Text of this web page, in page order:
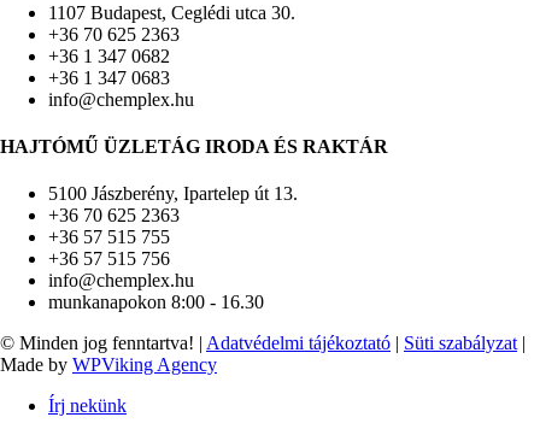
1107 Budapest, Ceglédi utca 30.
+36 70 625 2363
+36 1 347 0682
+36 1 347 0683
info@chemplex.hu
HAJTÓMŰ ÜZLETÁG IRODA ÉS RAKTÁR
5100 Jászberény, Ipartelep út 13.
+36 70 625 2363
+36 57 515 755
+36 57 515 756
info@chemplex.hu
munkanapokon 8:00 - 16.30
© Minden jog fenntartva! | Adatvédelmi tájékoztató | Süti szabályzat|
Made by WPViking Agency
Írj nekünk